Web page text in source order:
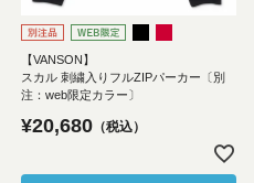
【VANSON】
スカル 刺繍入りフルZIPパーカー〔別
注：web限定カラー〕
¥20,680 税込